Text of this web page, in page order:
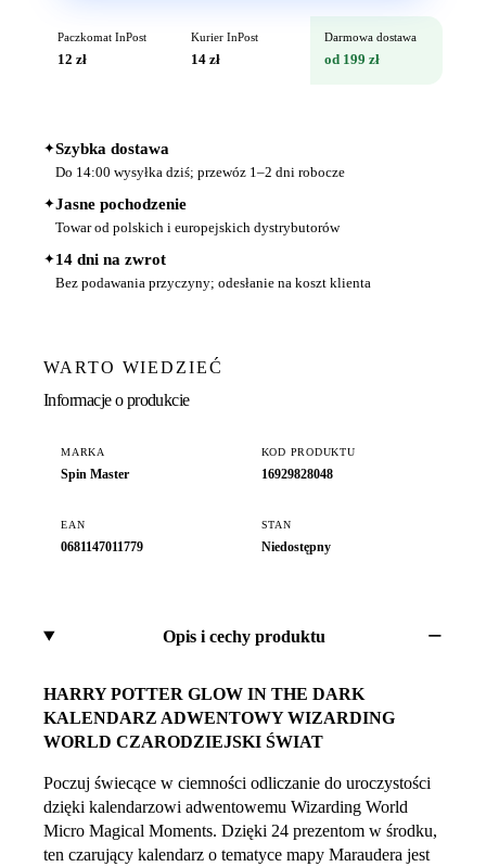
Paczkomat InPost
12 zł
Kurier InPost
14 zł
Darmowa dostawa
od 199 zł
✦Szybka dostawa
Do 14:00 wysyłka dziś; przewóz 1–2 dni robocze
✦Jasne pochodzenie
Towar od polskich i europejskich dystrybutorów
✦14 dni na zwrot
Bez podawania przyczyny; odesłanie na koszt klienta
WARTO WIEDZIEĆ
Informacje o produkcie
MARKA
Spin Master
KOD PRODUKTU
16929828048
EAN
0681147011779
STAN
Niedostępny
Opis i cechy produktu
HARRY POTTER GLOW IN THE DARK
KALENDARZ ADWENTOWY WIZARDING
WORLD CZARODZIEJSKI ŚWIAT
Poczuj świecące w ciemności odliczanie do uroczystości
dzięki kalendarzowi adwentowemu Wizarding World
Micro Magical Moments. Dzięki 24 prezentom w środku,
ten czarujący kalendarz o tematyce mapy Maraudera jest